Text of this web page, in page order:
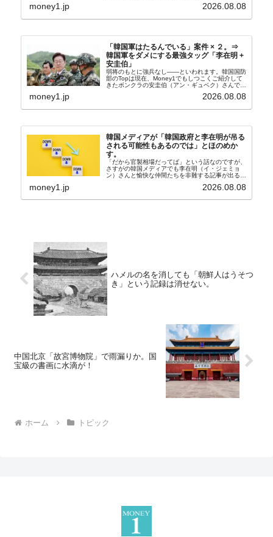
たといわれます（後述）。これは、いわゆる「塩田
money1.jp 2026.08.08
「韓国軍はたるんでいる」案件 × ２。⇒
韓国軍をダメにする最強タッグ「李在明 +
安圭伯」
弱将のもとに強兵なし――といわれます。韓国国防
部のTopは現在、Money1でもしつこくご紹介して
きたボンクラの安圭伯（アン・ギュベク）さんで
さんと「韓国初の文官上がり」の国防部長官安圭伯
money1.jp 2026.08.08
韓国メディアが「韓国政府と李在明が吊る
される可能性もあるのでは」とほのめか
す。
「だから官製相場だってば」という話なのですが、
さすがの韓国メディアでも李在明（イ・ジェミョ
ン）さんと愉快な仲間たちを非難する記事が出るよ
『朝鮮日報』に面白い記事が出ています。「東西南
money1.jp 2026.08.08
ハメルの名を消しても「朝鮮人はうそつ
き」という記録は消せない。
中国北京「故宮博物院」で雨漏りか。国
宝級の書画に水滴が！
ホーム トピック